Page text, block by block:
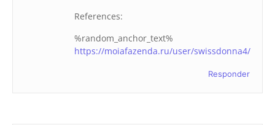
References:
%random_anchor_text%
https://moiafazenda.ru/user/swissdonna4/
Responder